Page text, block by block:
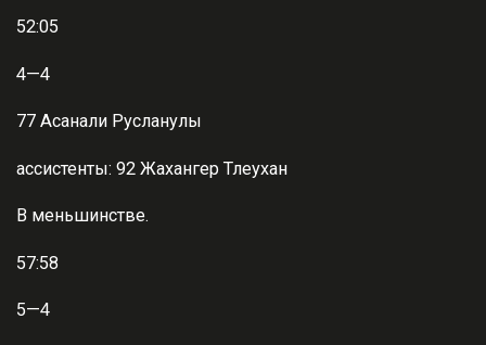
52:05
4—4
77 Асанали Русланулы
ассистенты: 92 Жахангер Тлеухан
В меньшинстве.
57:58
5—4